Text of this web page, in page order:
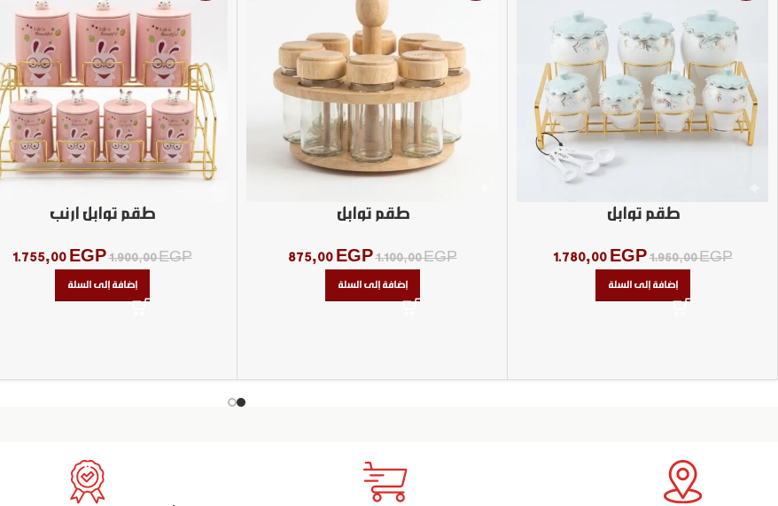
طقم توابل
1.950,00EGP
1.780,00 EGP
إضافة إلى السلة
طقم توابل
1.100,00EGP
875,00 EGP
إضافة إلى السلة
طقم توابل ارنب
1.900,00EGP
1.755,00 EGP
إضافة إلى السلة